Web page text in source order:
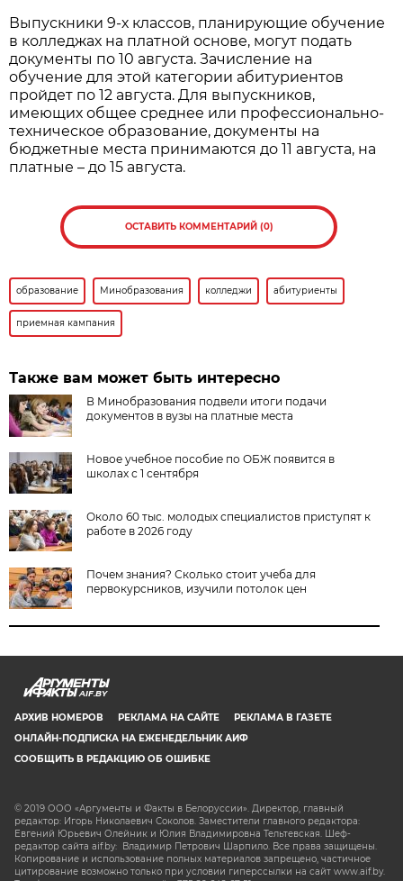
Выпускники 9-х классов, планирующие обучение
в колледжах на платной основе, могут подать
документы по 10 августа. Зачисление на
обучение для этой категории абитуриентов
пройдет по 12 августа. Для выпускников,
имеющих общее среднее или профессионально-
техническое образование, документы на
бюджетные места принимаются до 11 августа, на
платные – до 15 августа.
ОСТАВИТЬ КОММЕНТАРИЙ (0)
образование Минобразования колледжи абитуриенты
приемная кампания
Также вам может быть интересно
В Минобразования подвели итоги подачи
документов в вузы на платные места
Новое учебное пособие по ОБЖ появится в
школах с 1 сентября
Около 60 тыс. молодых специалистов приступят к
работе в 2026 году
Почем знания? Сколько стоит учеба для
первокурсников, изучили потолок цен
AIF.BY
АРХИВ НОМЕРОВ РЕКЛАМА НА САЙТЕ
РЕКЛАМА В ГАЗЕТЕ
ОНЛАЙН-ПОДПИСКА НА ЕЖЕНЕДЕЛЬНИК АИФ
СООБЩИТЬ В РЕДАКЦИЮ ОБ ОШИБКЕ
© 2019 ООО «Аргументы и Факты в Белоруссии». Директор, главный
редактор: Игорь Николаевич Соколов. Заместители главного редактора:
Евгений Юрьевич Олейник и Юлия Владимировна Тельтевская. Шеф-
редактор сайта aif.by: Владимир Петрович Шарпило. Все права защищены.
Копирование и использование полных материалов запрещено, частичное
цитирование возможно только при условии гиперссылки на сайт www.aif.by.